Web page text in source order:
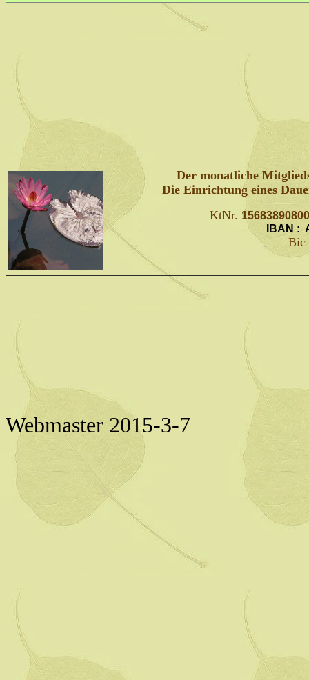
Der monatliche
Die Einrichtung eines
KtNr. 15683890800
IBAN :
Bic
Webmaster 2015-3-7